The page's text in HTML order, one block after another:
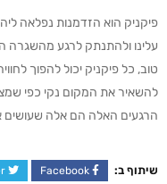
פיקניק הוא הזדמנות נפלאה
עלינו ולהתנתק לרגע מהשגרה
טוב, כל פיקניק יכול להפוך
להשאיר את המקום נקי כפי
הרגעים האלה הם אלה
שיתוף ב: Facebook